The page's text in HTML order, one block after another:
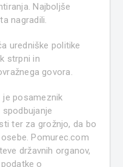
Najboljše
nagradili.
uredniške politike
strpni in
govora.
je posameznik
ter za grožnjo, da bo
Pomurec.com
državnih organov,
o